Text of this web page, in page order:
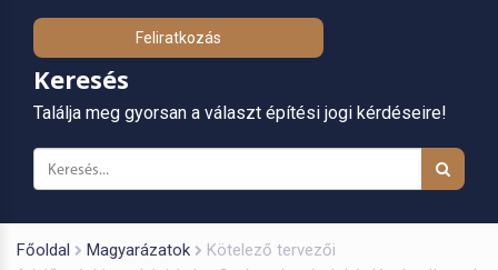
Feliratkozás
Keresés
Találja meg gyorsan a választ építési jogi kérdéseire!
Főoldal Magyarázatok
Kötelező tervezői